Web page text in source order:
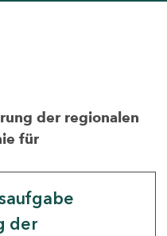
der regionalen
für
der